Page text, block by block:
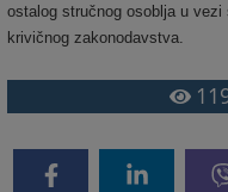
ostalog stručnog osoblja u
krivičnog zakonodavstva.